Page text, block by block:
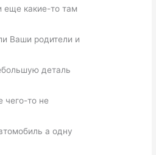
еще какие-то там
Ваши родители и
деталь
чего-то не
а одну